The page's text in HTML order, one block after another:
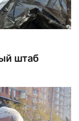
штаб